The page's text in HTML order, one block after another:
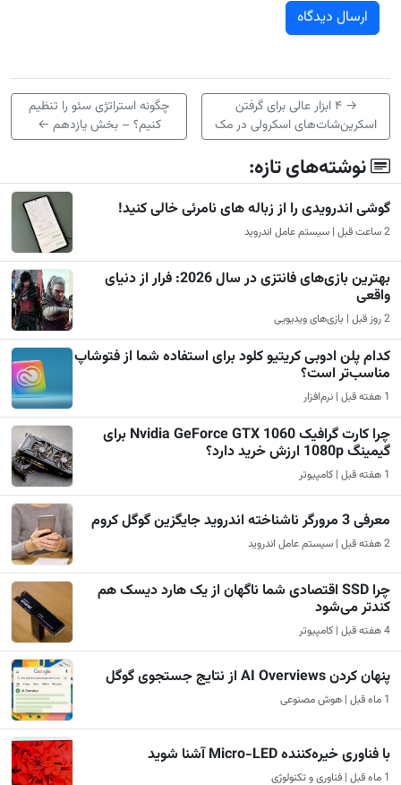
→
۴ ابزار عالی برای گرفتن
اسکرین‌شات‌های اسکرولی در مک
چگونه استراتژی سئو را تنظیم
کنیم؟ – بخش یازدهم ←
نوشته‌های تازه:
گوشی اندرویدی را از زباله های نامرئی خالی کنید!
2 ساعت قبل | سیستم عامل اندروید
بهترین بازی‌های فانتزی در سال 2026: فرار از دنیای
واقعی
2 روز قبل | بازی‌های ویدیویی
کدام پلن ادوبی کریتیو کلود برای استفاده شما از فتوشاپ
مناسب‌تر است؟
1 هفته قبل | نرم‌افزار
چرا کارت گرافیک Nvidia GeForce GTX 1060 برای
گیمینگ 1080p ارزش خرید دارد؟
1 هفته قبل | کامپیوتر
معرفی 3 مرورگر ناشناخته اندروید جایگزین گوگل کروم
2 هفته قبل | سیستم عامل اندروید
چرا SSD اقتصادی شما ناگهان از یک هارد دیسک هم
کندتر می‌شود
4 هفته قبل | کامپیوتر
پنهان کردن AI Overviews از نتایج جستجوی گوگل
1 ماه قبل | هوش مصنوعی
با فناوری خیره‌کننده Micro-LED آشنا شوید
1 ماه قبل | فناوری و تکنولوژی